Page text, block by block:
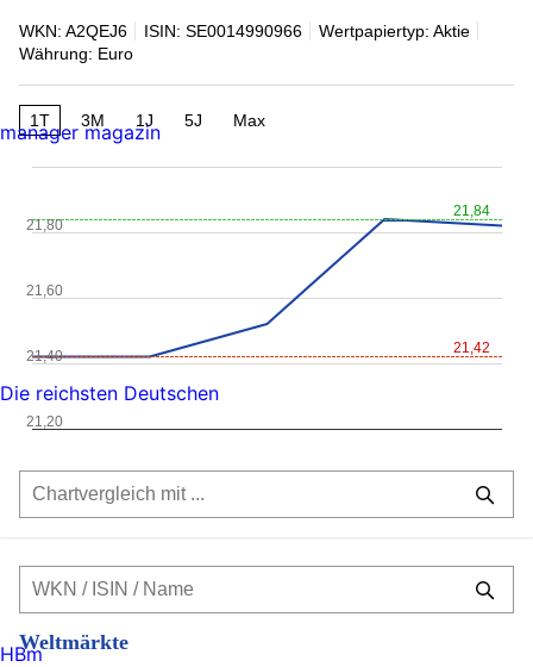
WKN: A2QEJ6 ISIN: SE0014990966
Wertpapiertyp: Aktie
Währung: Euro
1T 3M 1J 5J Max
21,84
21,42
21,20
21,40
21,60
21,80
Weltmärkte
manager magazin
Die reichsten Deutschen
HBm